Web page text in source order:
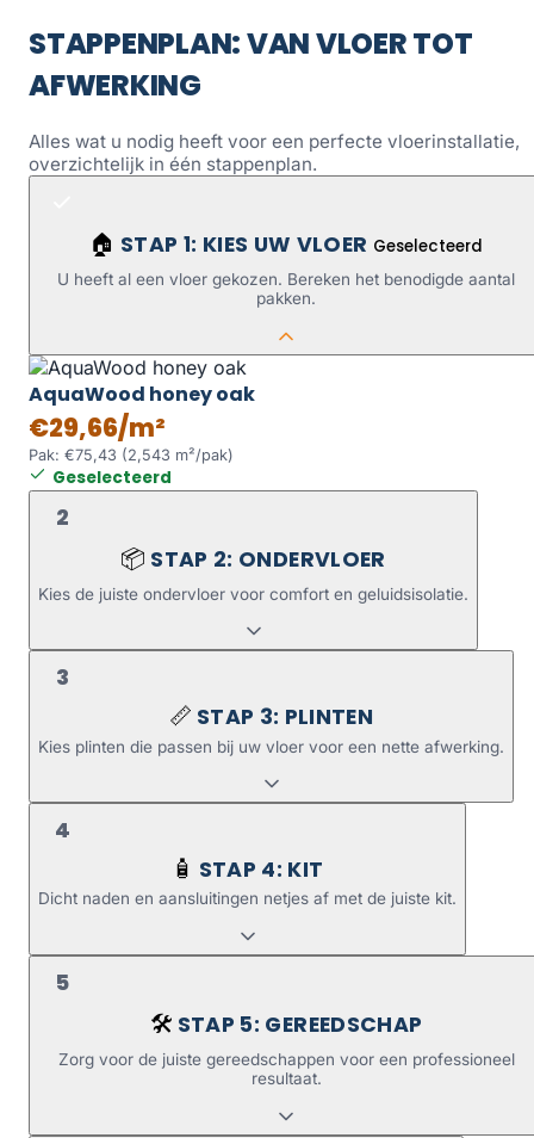
STAPPENPLAN: VAN VLOER TOT
AFWERKING
Alles wat u nodig heeft voor een perfecte vloerinstallatie,
overzichtelijk in één stappenplan.
🏠 STAP 1: KIES UW VLOER Geselecteerd
U heeft al een vloer gekozen. Bereken het benodigde aantal
pakken.
AquaWood honey oak
€29,66/m²
Pak: €75,43 (2,543 m²/pak)
Geselecteerd
2
📦 STAP 2: ONDERVLOER
Kies de juiste ondervloer voor comfort en geluidsisolatie.
3
📏 STAP 3: PLINTEN
Kies plinten die passen bij uw vloer voor een nette afwerking.
4
🧴 STAP 4: KIT
Dicht naden en aansluitingen netjes af met de juiste kit.
5
🛠️ STAP 5: GEREEDSCHAP
Zorg voor de juiste gereedschappen voor een professioneel
resultaat.